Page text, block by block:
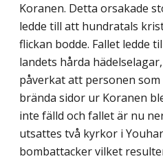
Koranen. Detta orsakade
ledde till att hundratals
flickan bodde. Fallet ledde
landets hårda
påverkat att personen
brända sidor ur Koranen
inte fälld och fallet är nu
utsattes två kyrkor i
bombattacker vilket